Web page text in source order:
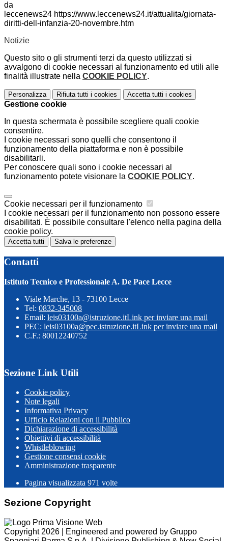
da
leccenews24 https://www.leccenews24.it/attualita/giornata-
diritti-dell-infanzia-20-novembre.htm
Notizie
Questo sito o gli strumenti terzi da questo utilizzati si
avvalgono di cookie necessari al funzionamento ed utili alle
finalità illustrate nella COOKIE POLICY.
Personalizza Rifiuta tutti i cookies Accetta tutti i cookies
Gestione cookie
In questa schermata è possibile scegliere quali cookie
consentire.
I cookie necessari sono quelli che consentono il
funzionamento della piattaforma e non è possibile
disabilitarli.
Per conoscere quali sono i cookie necessari al
funzionamento potete visionare la COOKIE POLICY.
Cookie necessari per il funzionamento
I cookie necessari per il funzionamento non possono essere
disabilitati. È possibile consultare l'elenco nella pagina della
cookie policy.
Accetta tutti Salva le preferenze
Contatti
Istituto Tecnico e Professionale A. De Pace Lecce
Viale Marche, 13 - 73100 Lecce
Tel: 0832-345008
Email: leis03100a@istruzione.itLink per inviare una mail
PEC: leis03100a@pec.istruzione.itLink per inviare una mail
C.F.: 80012240752
Sezione Link Utili
Cookie policy
Note legali
Informativa Privacy
Ufficio Relazioni con il Pubblico
Dichiarazione di accessibilità
Obiettivi di accessibilità
Whistleblowing
Gestione consensi cookie
Amministrazione trasparente
Pagina visualizzata 971 volte
Sezione Copyright
Copyright 2026 | Engineered and powered by Gruppo